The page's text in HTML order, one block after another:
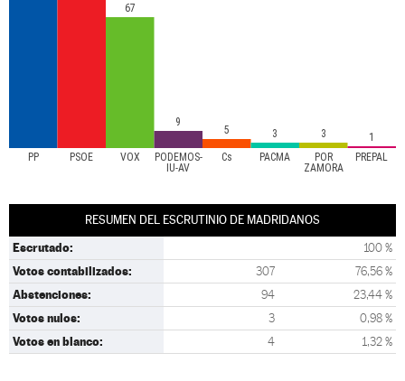
PP PSOE VOX
PODEMOS-
IU-AV
Cs PACMA
POR
ZAMORA
PREPAL
67
9
5 3 3 1
RESUMEN DEL ESCRUTINIO DE MADRIDANOS
Escrutado: 100 %
Votos contabilizados: 307 76,56 %
Abstenciones: 94 23,44 %
Votos nulos: 3 0,98 %
Votos en blanco: 4 1,32 %